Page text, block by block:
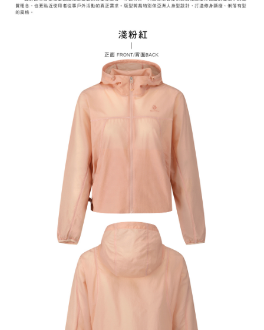
任。
４．使用「AFTEE先享後付」時，將依據個別帳號之用戶狀況，依本公司即
５．嚴禁一人註冊多個帳號或使用他人資訊註冊。若發現惡意使用之情形，
恩沛科技股份有限公司將有權停止該用戶之使用額度並採取法律行動。
每筆NT$70，滿NT$799(含以上)免運費